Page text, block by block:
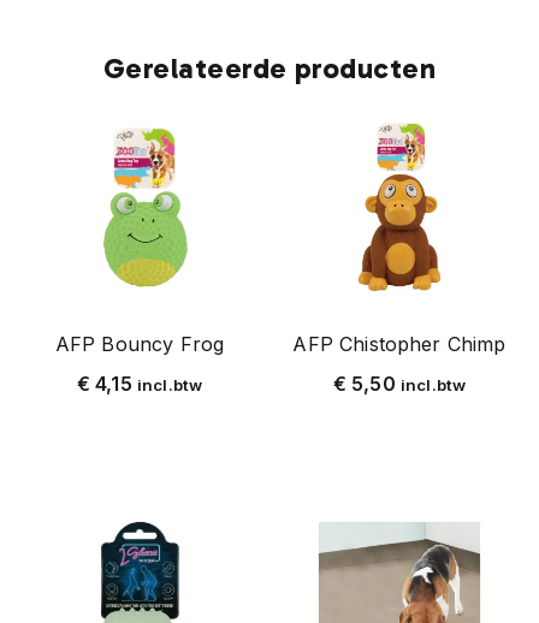
Gerelateerde producten
AFP Bouncy Frog
€ 4,15 incl.btw
AFP Chistopher Chimp
€ 5,50 incl.btw